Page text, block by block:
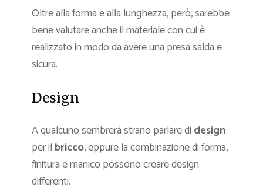
Oltre alla forma e alla lunghezza, però, sarebbe
bene valutare anche il materiale con cui è
realizzato in modo da avere una presa salda e
sicura.
Design
A qualcuno sembrerà strano parlare di design
per il bricco, eppure la combinazione di forma,
finitura e manico possono creare design
differenti.